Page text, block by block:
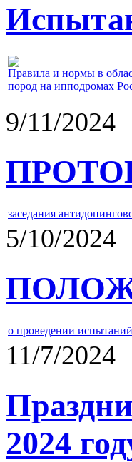
Правила и нормы в
пород на ипподромах
9/11/2024
заседания
5/10/2024
о проведении
11/7/2024
2024